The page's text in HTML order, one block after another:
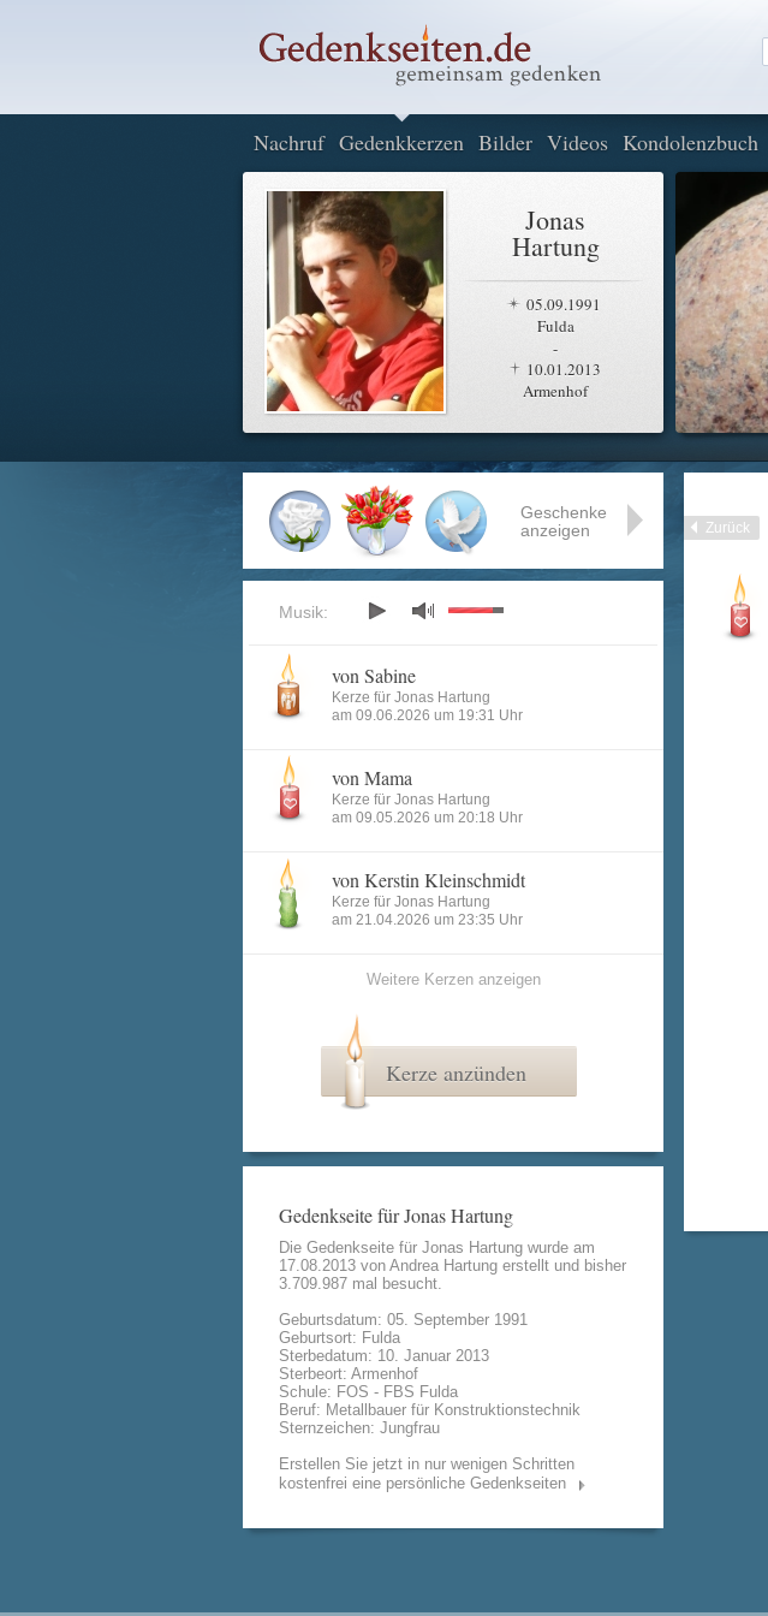
Nachruf Gedenkkerzen Bilder Videos Kondolenzbuch
Jonas
Hartung
05.09.1991
Fulda
-
10.01.2013
Armenhof
Zurück
Geschenke
anzeigen
Musik:
von Sabine
Kerze für Jonas Hartung
am 09.06.2026 um 19:31 Uhr
von Mama
Kerze für Jonas Hartung
am 09.05.2026 um 20:18 Uhr
von Kerstin Kleinschmidt
Kerze für Jonas Hartung
am 21.04.2026 um 23:35 Uhr
Weitere Kerzen anzeigen
Kerze anzünden
Gedenkseite für Jonas Hartung
Die Gedenkseite für Jonas Hartung wurde am
17.08.2013 von Andrea Hartung erstellt und bisher
3.709.987 mal besucht.
Geburtsdatum: 05. September 1991
Geburtsort: Fulda
Sterbedatum: 10. Januar 2013
Sterbeort: Armenhof
Schule: FOS - FBS Fulda
Beruf: Metallbauer für Konstruktionstechnik
Sternzeichen: Jungfrau
Erstellen Sie jetzt in nur wenigen Schritten
kostenfrei eine persönliche Gedenkseiten